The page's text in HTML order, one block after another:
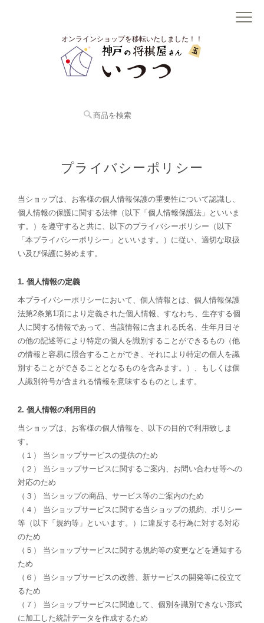
オンラインショップを移転いたしました！！
プライバシーポリシー
当ショップは、お客様の個人情報保護の重要性について認識し、
個人情報の保護に関する法律（以下「個人情報保護法」といいま
す。）を遵守すると共に、以下のプライバシーポリシー（以下
「本プライバシーポリシー」といいます。）に従い、適切な取扱
い及び保護に努めます。
1. 個人情報の定義
本プライバシーポリシーにおいて、個人情報とは、個人情報保護
法第2条第1項により定義された個人情報、すなわち、生存する個
人に関する情報であって、当該情報に含まれる氏名、生年月日そ
の他の記述等により特定の個人を識別することができるもの（他
の情報と容易に照合することができ、それにより特定の個人を識
別することができることとなるものを含みます。）、もしくは個
人識別符号が含まれる情報を意味するものとします。
2. 個人情報の利用目的
当ショップは、お客様の個人情報を、以下の目的で利用致しま
す。
（１） 当ショップサービスの提供のため
（２） 当ショップサービスに関するご案内、お問い合わせ等への
対応のため
（３） 当ショップの商品、サービス等のご案内のため
（４） 当ショップサービスに関する当ショップの規約、ポリシー
等（以下「規約等」といいます。）に違反する行為に対する対応
のため
（５） 当ショップサービスに関する規約等の変更などを通知する
ため
（６） 当ショップサービスの改善、新サービスの開発等に役立て
るため
（７） 当ショップサービスに関連して、個別を識別できない形式
に加工した統計データを作成するため